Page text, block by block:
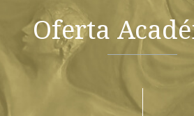
Oferta